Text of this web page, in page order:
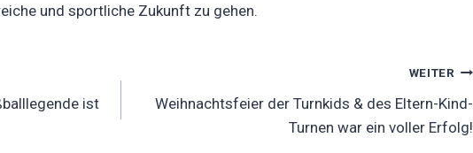
und sportliche Zukunft zu gehen.
ist
WEITER
Weihnachtsfeier der Turnkids & des Eltern-Kind-
Turnen war ein voller Erfolg!